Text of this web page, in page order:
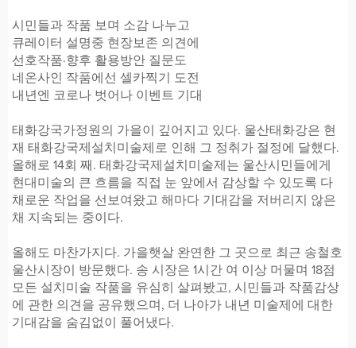
시민들과 작품 보며 소감 나누고
큐레이터 설명중 현장보존 의견에
선호작품·향후 활용방안 질문도
네온사인 작품에선 셀카찍기 도전
내년엔 코로나 벗어나 이벤트 기대
태화강국가정원의 가을이 깊어지고 있다. 울산태화강은 현
재 태화강국제설치미술제로 인해 그 정취가 절정에 달했다.
올해로 14회 째. 태화강국제설치미술제는 울산시민들에게
현대미술의 큰 흐름을 직접 눈 앞에서 감상할 수 있도록 다
채로운 작업을 선보여왔고 해마다 기대감을 저버리지 않은
채 지속되는 중이다.
올해도 마찬가지다. 가을햇살 완연한 그 곳으로 최근 송철호
울산시장이 방문했다. 송 시장은 1시간 여 이상 머물며 18점
모든 설치미술 작품을 유심히 살펴봤고, 시민들과 작품감상
에 관한 의견을 공유했으며, 더 나아가 내년 미술제에 대한
기대감을 숨김없이 풀어냈다.